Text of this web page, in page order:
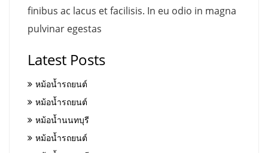
finibus ac lacus et facilisis. In eu odio in magna
pulvinar egestas
Latest Posts
หม้อน้ำรถยนต์
หม้อน้ำรถยนต์
หม้อน้ำนนทบุรี
หม้อน้ำรถยนต์